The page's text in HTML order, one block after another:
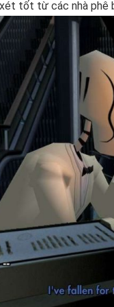
tốt từ các nhà phê